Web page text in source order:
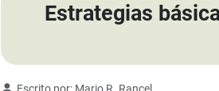
Estrategias
Detalles